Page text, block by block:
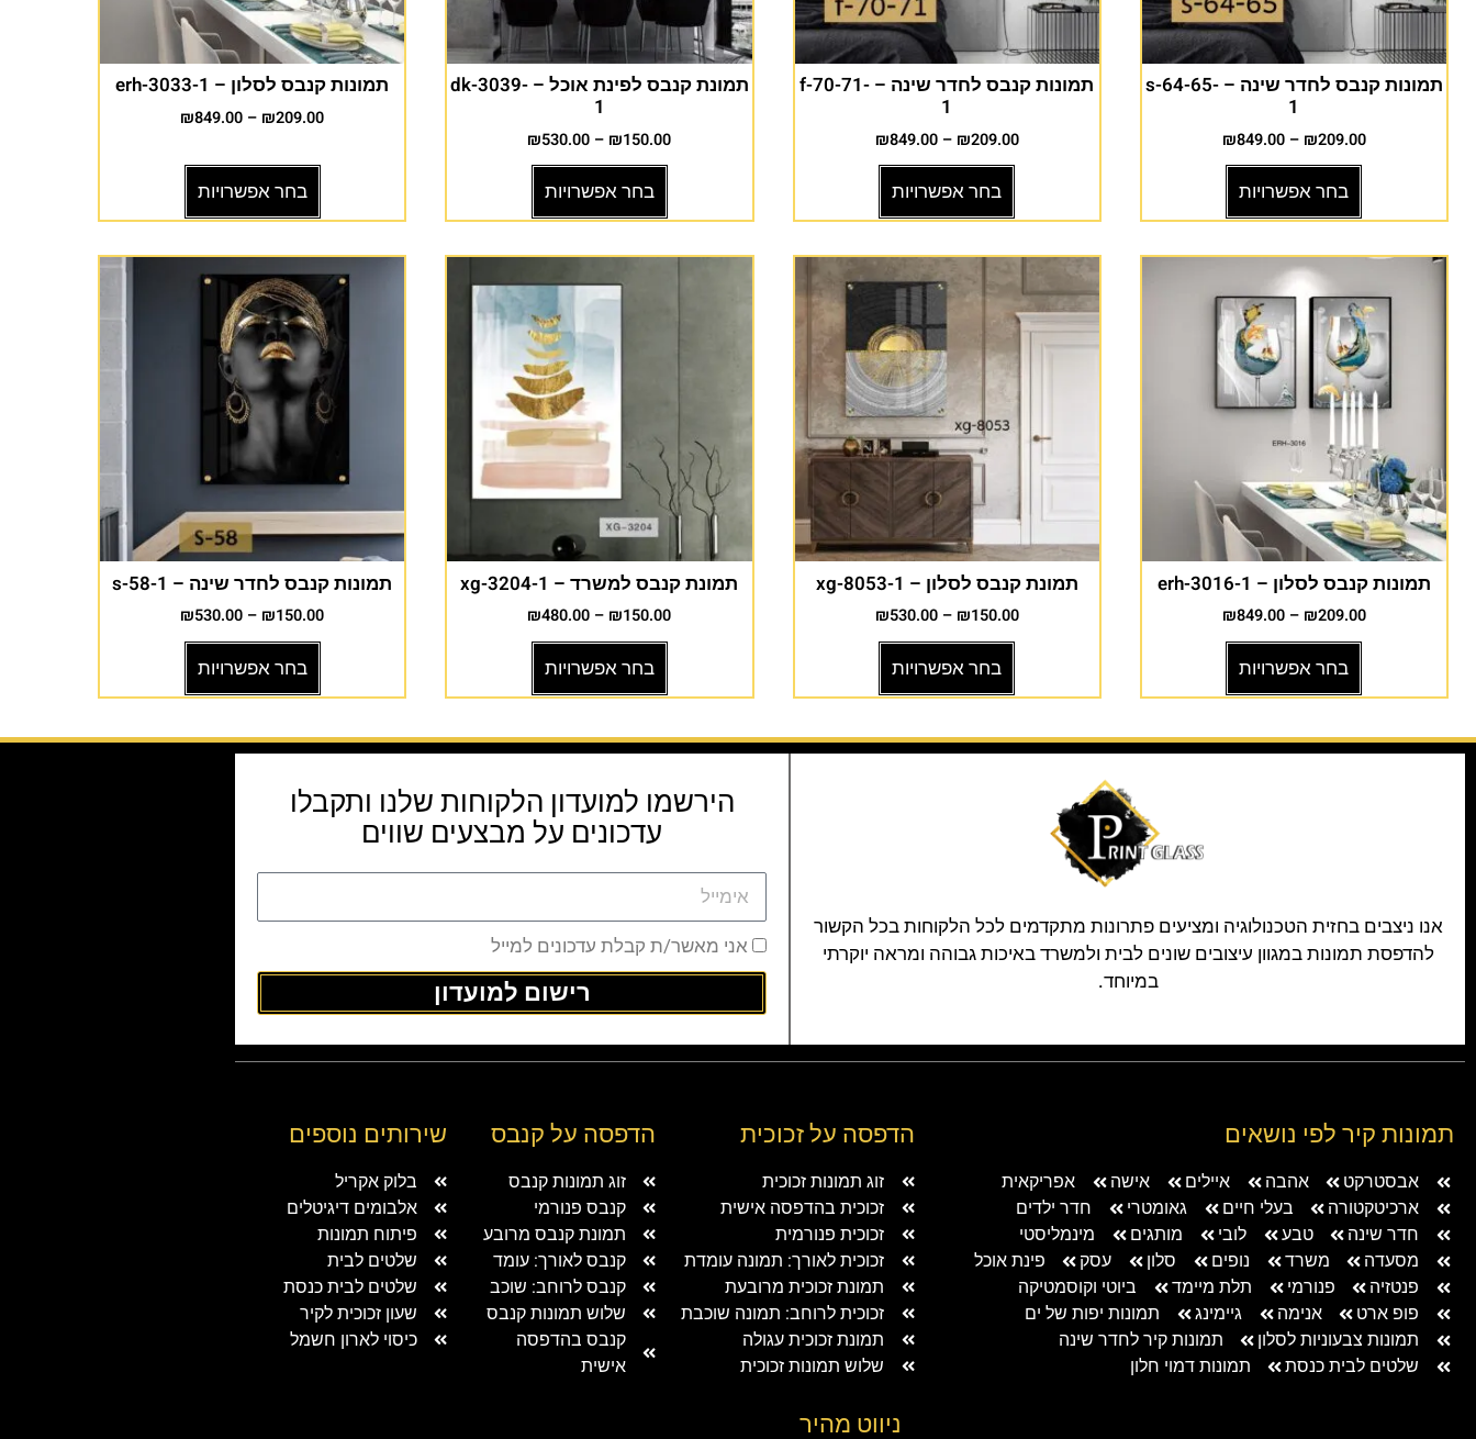
תמונות קנבס לחדר שינה – s-64-65-
1
₪209.00
–
₪849.00
בחר אפשרויות
תמונות קנבס לחדר שינה – f-70-71-
1
₪209.00
–
₪849.00
בחר אפשרויות
תמונת קנבס לפינת אוכל – dk-3039-
1
₪150.00
–
₪530.00
בחר אפשרויות
תמונות קנבס לסלון – erh-3033-1
₪209.00
–
₪849.00
בחר אפשרויות
תמונות קנבס לסלון – erh-3016-1
₪209.00
–
₪849.00
בחר אפשרויות
תמונת קנבס לסלון – xg-8053-1
₪150.00
–
₪530.00
בחר אפשרויות
תמונת קנבס למשרד – xg-3204-1
₪150.00
–
₪480.00
בחר אפשרויות
תמונות קנבס לחדר שינה – s-58-1
₪150.00
–
₪530.00
בחר אפשרויות
אנו ניצבים בחזית הטכנולוגיה ומציעים פתרונות מתקדמים לכל הלקוחות בכל הקשור
להדפסת תמונות במגוון עיצובים שונים לבית ולמשרד באיכות גבוהה ומראה יוקרתי
במיוחד.
הירשמו למועדון הלקוחות שלנו ותקבלו
עדכונים על מבצעים שווים
אני מאשר/ת קבלת עדכונים למייל
רישום למועדון
תמונות קיר לפי נושאים
אבסטרקט אהבה איילים אישה
אפריקאית
ארכיטקטורה
בעלי חיים גאומטרי
חדר ילדים
חדר שינה
טבע לובי מותגים
מינמליסטי
מסעדה
משרד נופים סלון עסק
פינת אוכל
פנטזיה
פנורמי תלת מיימד
ביוטי וקוסמטיקה
פופ ארט
אנימה גיימינג
תמונות יפות של ים
תמונות צבעוניות לסלון
תמונות קיר לחדר שינה
שלטים לבית כנסת
תמונות דמוי חלון
הדפסה על זכוכית
זוג תמונות זכוכית
זכוכית בהדפסה אישית
זכוכית פנורמית
זכוכית לאורך: תמונה עומדת
תמונת זכוכית מרובעת
זכוכית לרוחב: תמונה שוכבת
תמונת זכוכית עגולה
שלוש תמונות זכוכית
הדפסה על קנבס
זוג תמונות קנבס
קנבס פנורמי
תמונת קנבס מרובע
קנבס לאורך: עומד
קנבס לרוחב: שוכב
שלוש תמונות קנבס
קנבס בהדפסה
אישית
שירותים נוספים
בלוק אקריל
אלבומים דיגיטלים
פיתוח תמונות
שלטים לבית
שלטים לבית כנסת
שעון זכוכית לקיר
כיסוי לארון חשמל
ניווט מהיר